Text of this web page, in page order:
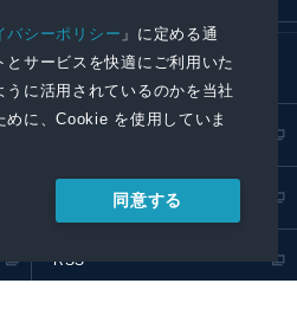
バシーポリシー 」に定める通
とサービスを快適にご利用いた
うに活用されているのかを当社
めに、Cookie を使用していま
同意する
プレスリリース取扱基準
RSS